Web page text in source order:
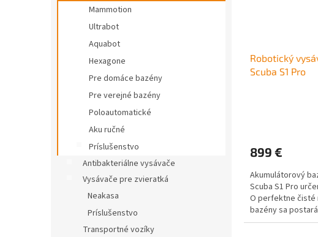
Mammotion
Ultrabot
Aquabot
Hexagone
Pre domáce bazény
Pre verejné bazény
Poloautomatické
Aku ručné
Príslušenstvo
Antibakteriálne vysávače
Vysávače pre zvieratká
Neakasa
Príslušenstvo
Transportné vozíky
Robotický
Scuba S1 Pro
899 €
Akumulátorový
Scuba S1 Pro
O perfektne čisté
bazény sa
Scuba S1 Pro....